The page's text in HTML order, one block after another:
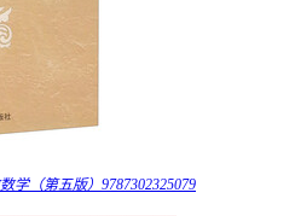
学（第五版）9787302325079